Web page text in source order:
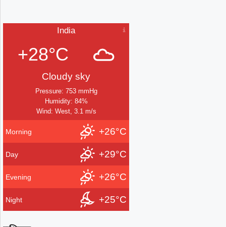
India
+28°C
Cloudy sky
Pressure: 753 mmHg
Humidity: 84%
Wind: West, 3.1 m/s
Morning +26°C
Day +29°C
Evening +26°C
Night +25°C